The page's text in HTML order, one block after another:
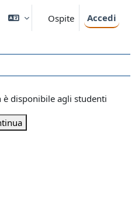
Ospite Accedi
disponibile agli studenti